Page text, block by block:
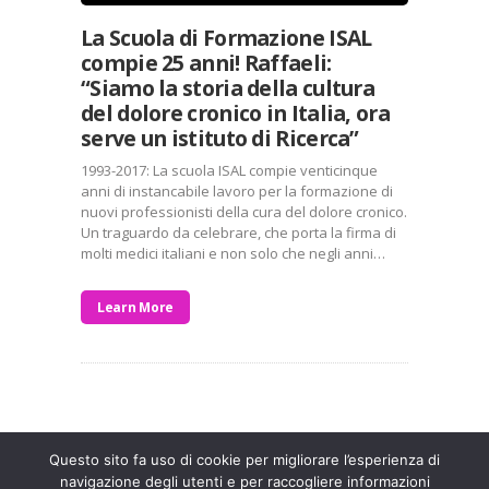
La Scuola di Formazione ISAL
compie 25 anni! Raffaeli:
“Siamo la storia della cultura
del dolore cronico in Italia, ora
serve un istituto di Ricerca”
1993-2017: La scuola ISAL compie venticinque
anni di instancabile lavoro per la formazione di
nuovi professionisti della cura del dolore cronico.
Un traguardo da celebrare, che porta la firma di
molti medici italiani e non solo che negli anni…
Learn More
Questo sito fa uso di cookie per migliorare l’esperienza di
navigazione degli utenti e per raccogliere informazioni